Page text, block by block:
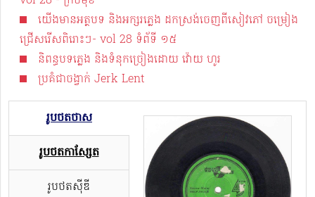
យើងមានអត្ថបទ និងអក្សរភ្លេង​ ដកស្រង់ចេញពីសៀវភៅ ចម្រៀង
ជ្រើសរើសពិរោះៗ- vol 28 ទំព័ទី ១៥
និពន្ធបទភ្លេង និងទំនុកច្រៀងដោយ វ៉ោយ ហូរ
ប្រគំជាចង្វាក់ Jerk Lent
រូបថតថាស
រូបថតកាសែ្សត
រូបថតស៊ីឌី